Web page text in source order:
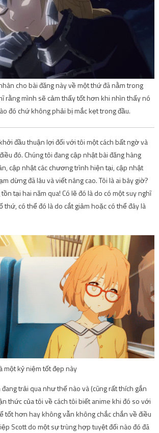
cho bài đăng này về một thứ đã nằm trong
rằng mình sẽ cảm thấy tốt hơn khi nhìn thấy nó
đó chứ không phải bị mắc kẹt trong đầu.
đầu thuận lợi đối với tôi một cách bất ngờ và
đó. Chúng tôi đang cập nhật bài đăng hàng
cập nhật các chương trình hiện tại, cập nhật
dừng đã lâu và viết nâng cao. Tôi là ai bây giờ?
tại hai năm qua! Có lẽ đó là do có một suy nghĩ
có thể đó là do cắt giảm hoặc có thể đây là
một kỷ niệm tốt đẹp này
trải qua như thế nào và (cũng rất thích gắn
thức của tôi về cách tôi biết anime khi đó so với
tốt hơn hay không vẫn không chắc chắn về điều
Scott do một sự trùng hợp tuyệt đối nào đó đã